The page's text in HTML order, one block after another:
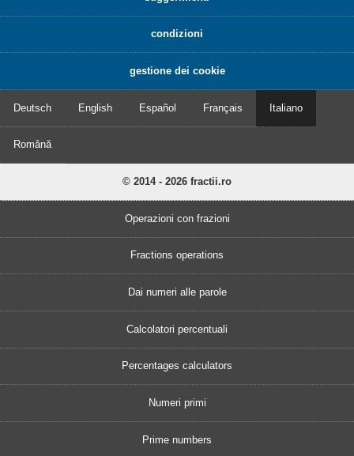
condizioni
gestione dei cookie
Deutsch English Español Français Italiano
Română
© 2014 - 2026 fractii.ro
Operazioni con frazioni
Fractions operations
Dai numeri alle parole
Calcolatori percentuali
Percentages calculators
Numeri primi
Prime numbers